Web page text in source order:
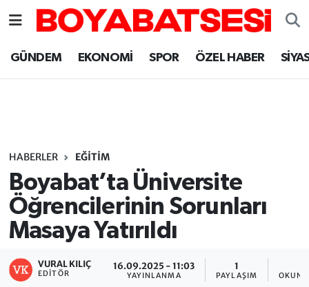
GÜNDEM EKONOMİ SPOR ÖZEL HABER
HABERLER EĞİTİM
Boyabat’ta Üniversite
Öğrencilerinin Sorunları
Masaya Yatırıldı
VURAL KILIÇ
EDITÖR
16.09.2025 - 11:03
YAYINLANMA
1
PAYLAŞIM
Sinop Nöbetçi Eczaneler
Sinop Trafik Yoğunluk Haritası
Süper Lig Puan Durumu ve Fikstür
Tüm Manşetler
Son Dakika Haberleri